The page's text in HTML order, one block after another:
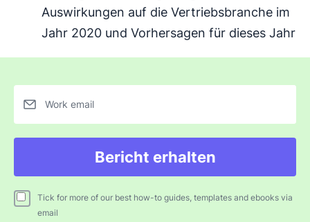
Auswirkungen auf die Vertriebsbranche im
Jahr 2020 und Vorhersagen für dieses Jahr
Work email
Bericht erhalten
Tick for more of our best how-to guides, templates and ebooks via
email